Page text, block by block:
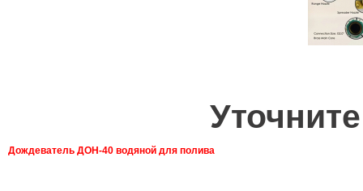
Дождеватель ДОН-40 водяной для полива